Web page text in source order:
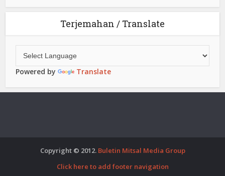
Terjemahan / Translate
Powered by Translate
Copyright © 2012. Buletin Mitsal Media Group
Click here to add footer navigation